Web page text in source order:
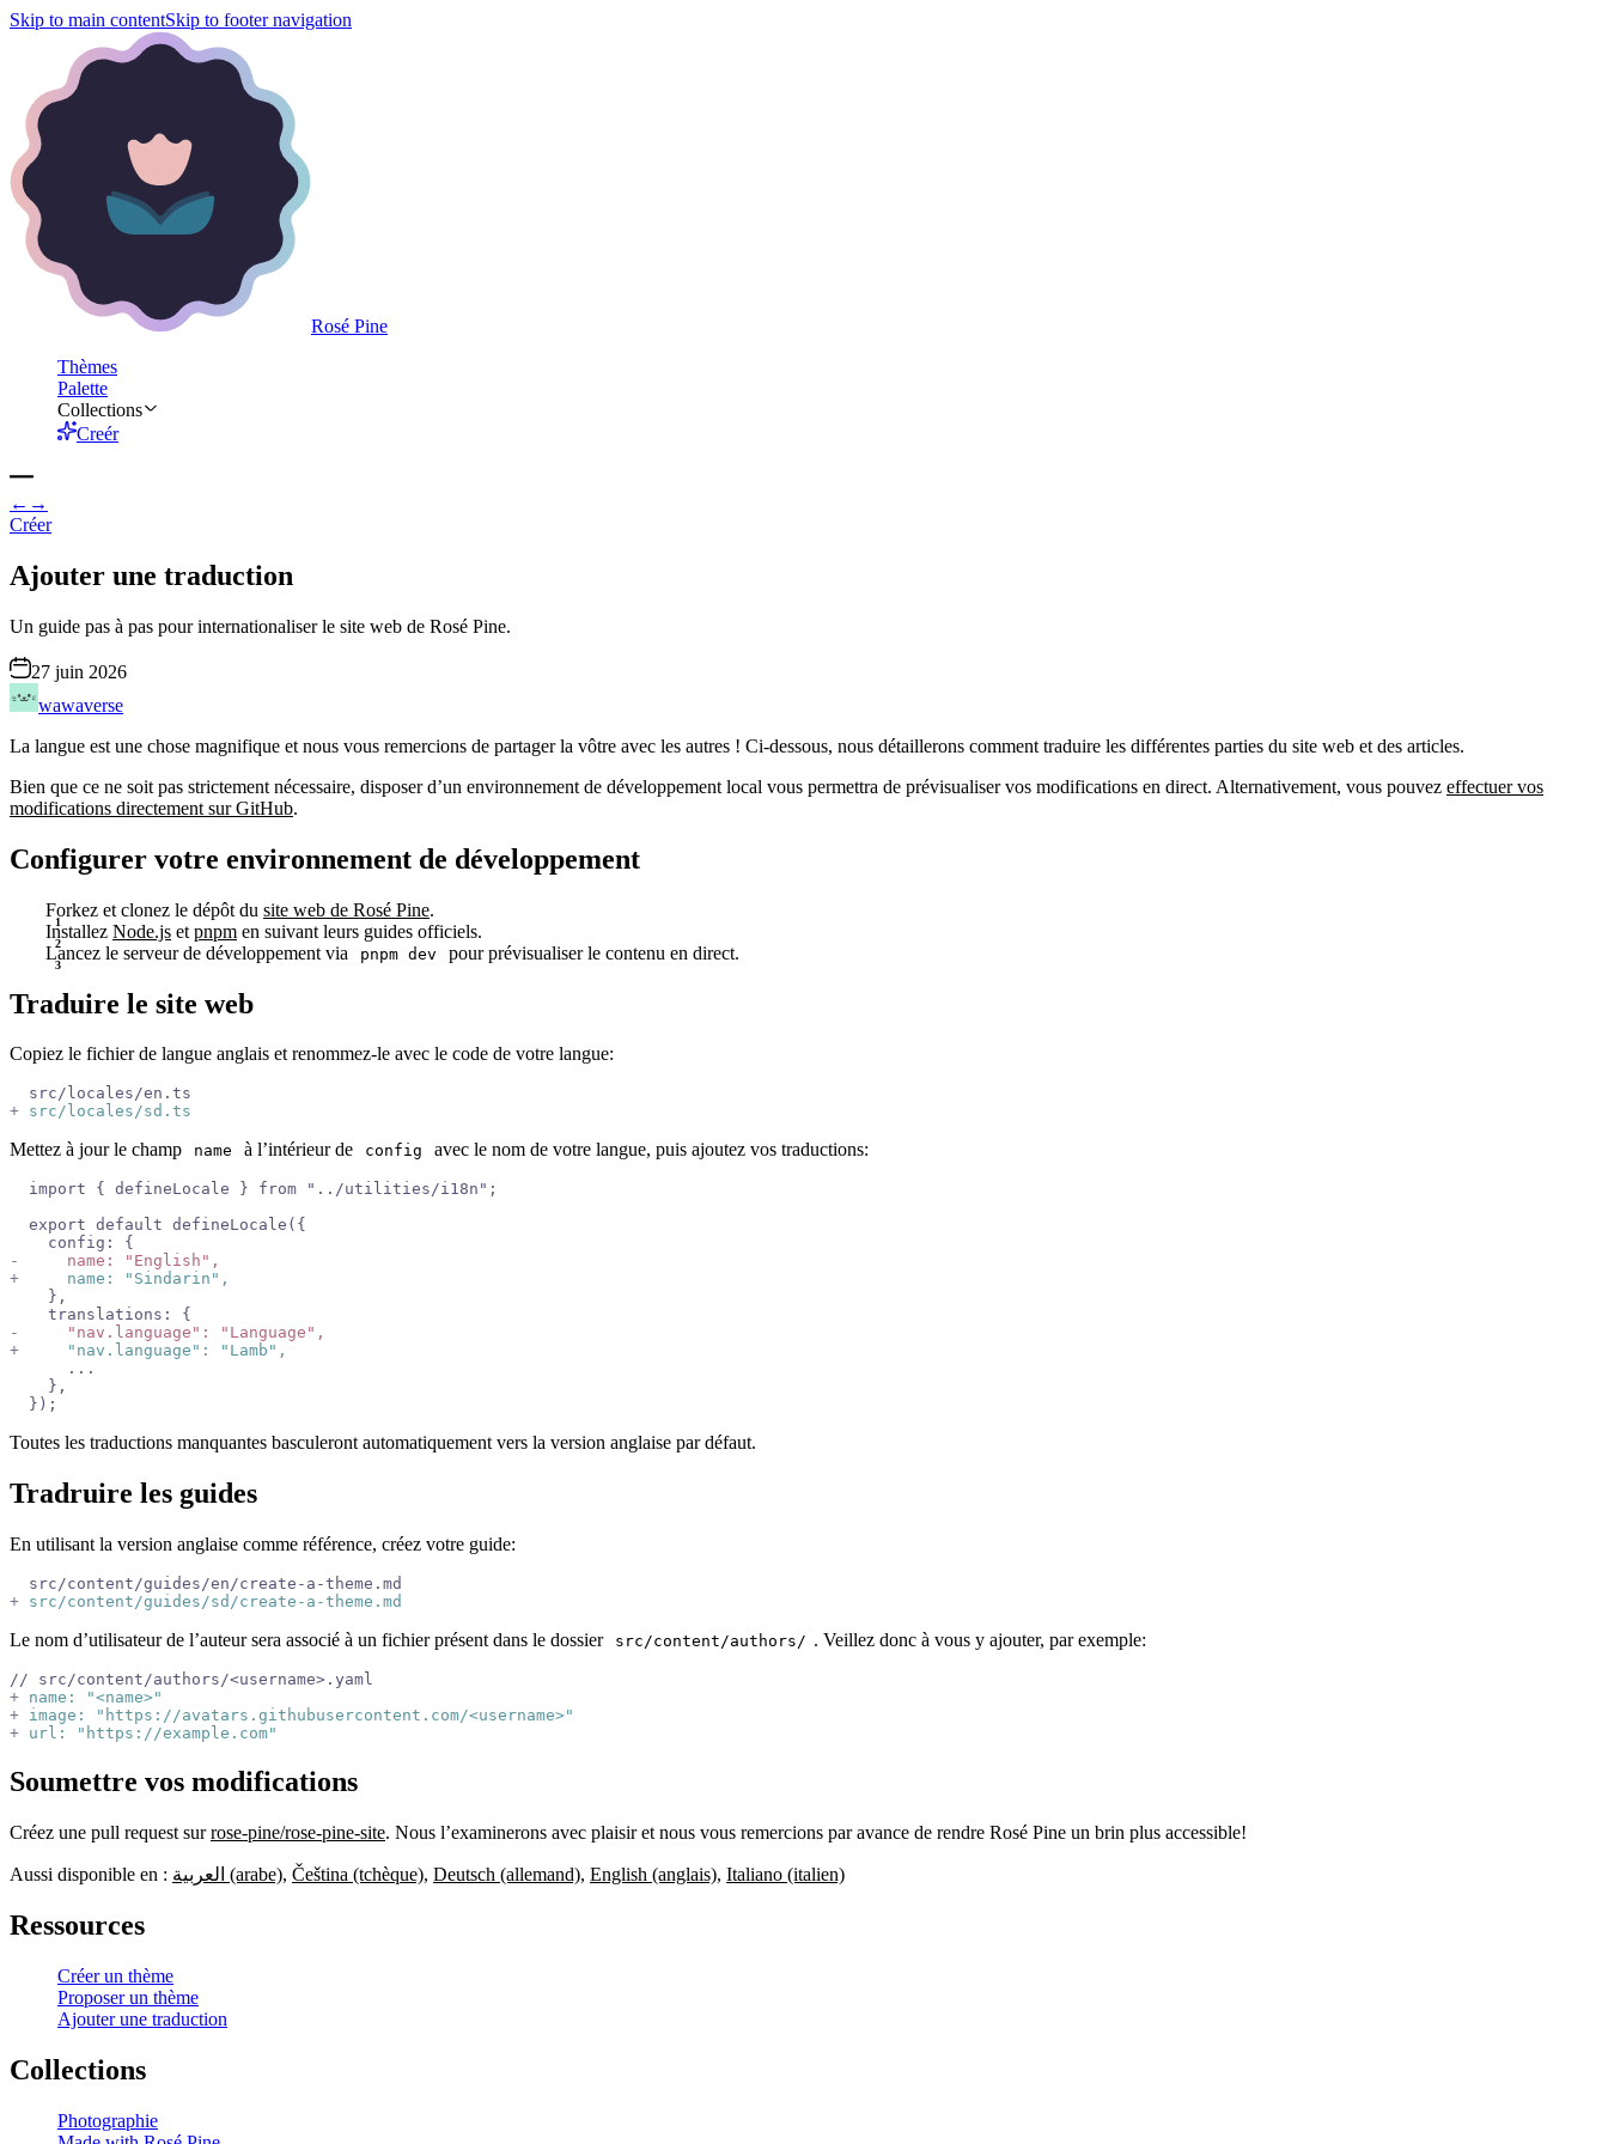
Skip to main contentSkip to footer navigation
Rosé Pine
Thèmes
Palette
Collections
Creér
← →
Créer
Ajouter une traduction
Un guide pas à pas pour internationaliser le site web de Rosé Pine.
27 juin 2026
wawaverse
La langue est une chose magnifique et nous vous remercions de partager la vôtre avec les autres ! Ci-dessous, nous détaillerons comment traduire les différentes parties du site web et des articles.
Bien que ce ne soit pas strictement nécessaire, disposer d’un environnement de développement local vous permettra de prévisualiser vos modifications en direct. Alternativement, vous pouvez effectuer vos
modifications directement sur GitHub.
Configurer votre environnement de développement
Forkez et clonez le dépôt du site web de Rosé Pine.
Installez Node.js et pnpm en suivant leurs guides officiels.
Lancez le serveur de développement via
pnpm dev pour prévisualiser le contenu en direct.
Traduire le site web
Copiez le fichier de langue anglais et renommez-le avec le code de votre langue:
  src/locales/en.ts
+ src/locales/sd.ts
Mettez à jour le champ name à l’intérieur de config avec le nom de votre langue, puis ajoutez vos traductions:
  import { defineLocale } from "../utilities/i18n";
  export default defineLocale({
    config: {
-
     name: "English",
+
     name: "Sindarin",
    },
    translations: {
-
     "nav.language": "Language",
+
     "nav.language": "Lamb",
      ...
    },
  });
Toutes les traductions manquantes basculeront automatiquement vers la version anglaise par défaut.
Tradruire les guides
En utilisant la version anglaise comme référence, créez votre guide:
  src/content/guides/en/create-a-theme.md
+ src/content/guides/sd/create-a-theme.md
Le nom d’utilisateur de l’auteur sera associé à un fichier présent dans le dossier src/content/authors/ . Veillez donc à vous y ajouter, par exemple:
// src/content/authors/<username>.yaml
+ name: "<name>"
+ image: "https://avatars.githubusercontent.com/<username>"
+ url: "https://example.com"
Soumettre vos modifications
Créez une pull request surrose-pine/rose-pine-site. Nous l’examinerons avec plaisir et nous vous remercions par avance de rendre Rosé Pine un brin plus accessible!
Aussi disponible en : العربية (arabe), Čeština (tchèque), Deutsch (allemand), English (anglais), Italiano (italien)
Ressources
Créer un thème
Proposer un thème
Ajouter une traduction
Collections
Photographie